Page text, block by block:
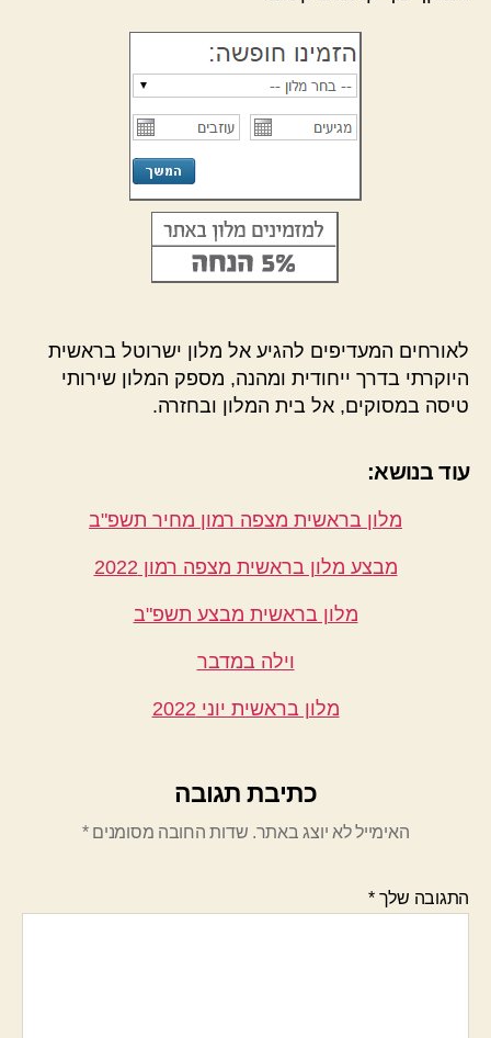
לאורחים המעדיפים להגיע אל מלון ישרוטל בראשית
היוקרתי בדרך ייחודית ומהנה, מספק המלון שירותי
טיסה במסוקים, אל בית המלון ובחזרה.
עוד בנושא:
מלון בראשית מצפה רמון מחיר תשפ"ב
מבצע מלון בראשית מצפה רמון 2022
מלון בראשית מבצע תשפ"ב
וילה במדבר
מלון בראשית יוני 2022
כתיבת תגובה
האימייל לא יוצג באתר. שדות החובה מסומנים*
התגובה שלך*